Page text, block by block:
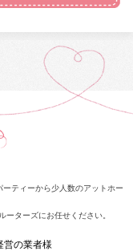
ティーから少人数のアットホー
ーターズにお任せください。
営の業者様